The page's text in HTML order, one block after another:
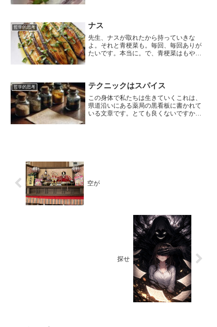
早速着替えてランニングに...
哲学的思考 ナス
先生、ナスが取れたから持っていきな
よ。それと青梗菜も。毎回、毎回ありが
たいです。本当に。で、青梗菜はもやし
する時、野菜や肉に塩を先に...
哲学的思考 テクニックはスパイス
この身体で私たちは生きていくこれは、
県道沿いにある薬局の黒看板に書かれて
いる文章です。とても良くないですか？
空が
探せ